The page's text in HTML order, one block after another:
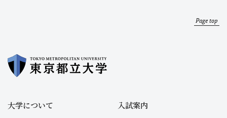
Page top
大学について
入試案内